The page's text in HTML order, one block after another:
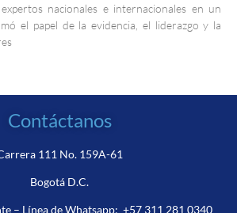
nacionales e internacionales en un
el papel de la evidencia, el liderazgo y la
Contáctanos
111 No. 159A-61
Bogotá D.C.
– Línea de Whatsapp: +57 311 281 0340